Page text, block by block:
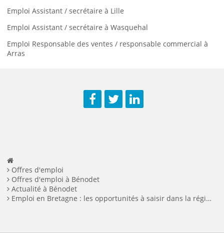
Emploi Assistant / secrétaire à Lille
Emploi Assistant / secrétaire à Wasquehal
Emploi Responsable des ventes / responsable commercial à
Arras
Offres d'emploi
Offres d'emploi à Bénodet
Actualité à Bénodet
Emploi en Bretagne : les opportunités à saisir dans la région de Quimper